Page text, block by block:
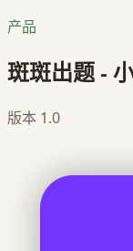
产品
斑斑出题 -
版本 1.0